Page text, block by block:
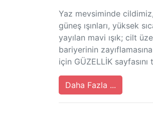
Yaz mevsiminde
güneş ışınları, yüksek
yayılan mavi ışık; cilt
bariyerinin
için GÜZELLİK
Daha Fazla ...